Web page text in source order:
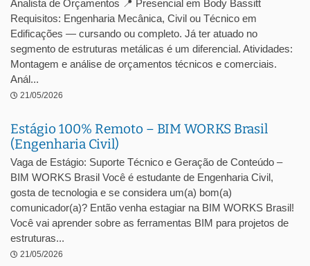
Analista de Orçamentos 📍 Presencial em Body Bassitt
Requisitos: Engenharia Mecânica, Civil ou Técnico em
Edificações — cursando ou completo. Já ter atuado no
segmento de estruturas metálicas é um diferencial. Atividades:
Montagem e análise de orçamentos técnicos e comerciais.
Anál...
21/05/2026
Estágio 100% Remoto – BIM WORKS Brasil
(Engenharia Civil)
Vaga de Estágio: Suporte Técnico e Geração de Conteúdo –
BIM WORKS Brasil Você é estudante de Engenharia Civil,
gosta de tecnologia e se considera um(a) bom(a)
comunicador(a)? Então venha estagiar na BIM WORKS Brasil!
Você vai aprender sobre as ferramentas BIM para projetos de
estruturas...
21/05/2026